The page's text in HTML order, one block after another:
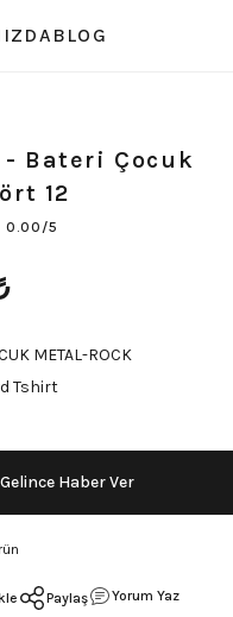
BLOG
- Bateri Çocuk
12
0.00/5
METAL-ROCK
Tshirt
Gelince Haber Ver
Paylaş
Yorum Yaz